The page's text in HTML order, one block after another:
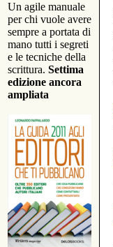
Un agile manuale
per chi vuole avere
sempre a portata di
mano tutti i segreti
e le tecniche della
scrittura. Settima
edizione ancora
ampliata